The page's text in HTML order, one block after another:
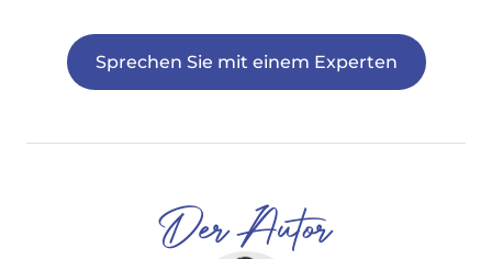
Sprechen Sie mit einem Experten
Der Autor